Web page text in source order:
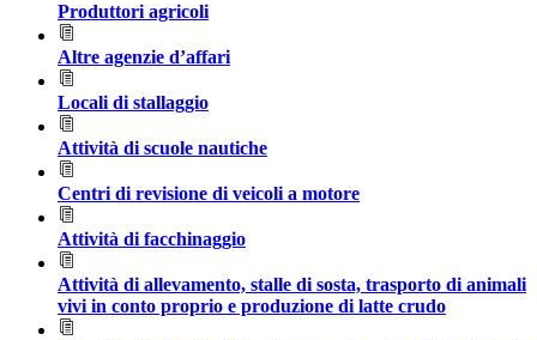
Produttori agricoli
Altre agenzie d’affari
Locali di stallaggio
Attività di scuole nautiche
Centri di revisione di veicoli a motore
Attività di facchinaggio
Attività di allevamento, stalle di sosta, trasporto di animali
vivi in conto proprio e produzione di latte crudo